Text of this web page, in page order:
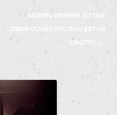
SAMUEL GRENIER DIT QUE
SIMON OLIVIER FECTEAU EST UN
CROTTÉ!
→